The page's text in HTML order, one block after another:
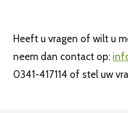
Heeft u vragen of wilt u
neem dan contact op:
0341-417114 of stel uw